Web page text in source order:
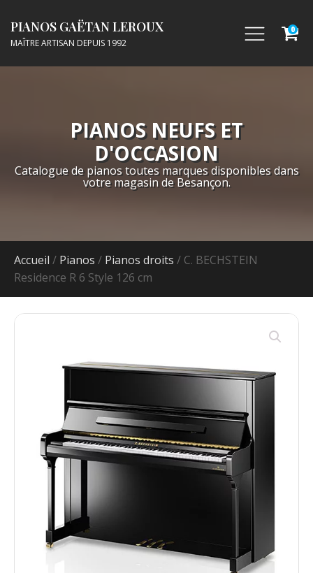
PIANOS GAËTAN LEROUX
MAÎTRE ARTISAN DEPUIS 1992
0
PIANOS NEUFS ET
D'OCCASION
Catalogue de pianos toutes marques disponibles dans
votre magasin de Besançon.
Accueil / Pianos / Pianos droits / C. BECHSTEIN
Residence R 6 Style 126 cm